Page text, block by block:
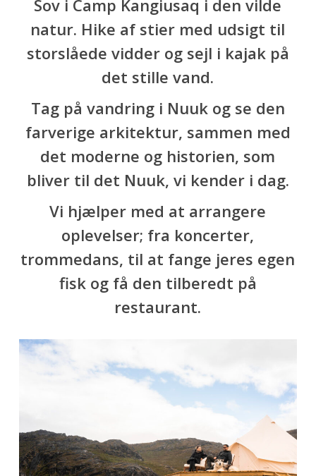
Sov i Camp Kangiusaq i den vilde
natur. Hike af stier med udsigt til
storslåede vidder og sejl i kajak på
det stille vand.
Tag på vandring i Nuuk og se den
farverige arkitektur, sammen med
det moderne og historien, som
bliver til det Nuuk, vi kender i dag.
Vi hjælper med at arrangere
oplevelser; fra koncerter,
trommedans, til at fange jeres egen
fisk og få den tilberedt på
restaurant.